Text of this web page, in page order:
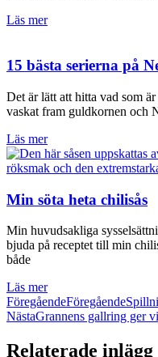
Läs mer
15 bästa serierna på
Det är lätt att hitta vad som
vaskat fram guldkornen och
Läs mer
Min söta heta chilisås
Min huvudsakliga
bjuda på receptet till min
både
Läs mer
FöregåendeFöregående
NästaGrannens gallring ger
Relaterade inlägg